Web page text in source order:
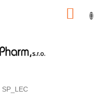
SP_LEC